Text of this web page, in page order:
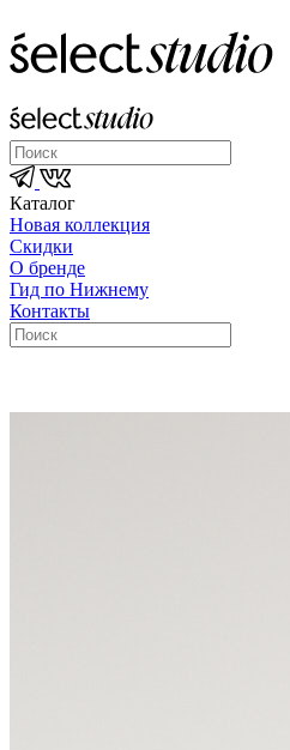
Каталог
Новая коллекция
Скидки
О бренде
Гид по Нижнему
Контакты